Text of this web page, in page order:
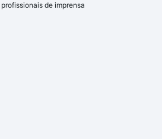
de imprensa